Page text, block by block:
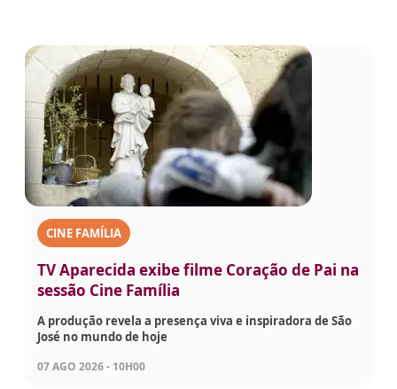
CINE FAMÍLIA
TV Aparecida exibe filme Coração de Pai na
sessão Cine Família
A produção revela a presença viva e inspiradora de São
José no mundo de hoje
07 AGO 2026 - 10H00